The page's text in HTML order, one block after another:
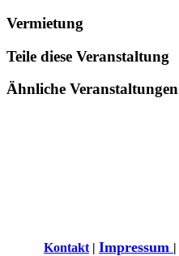
Vermietung
Teile diese Veranstaltung
Ähnliche Veranstaltungen
Kontakt | Impressum |